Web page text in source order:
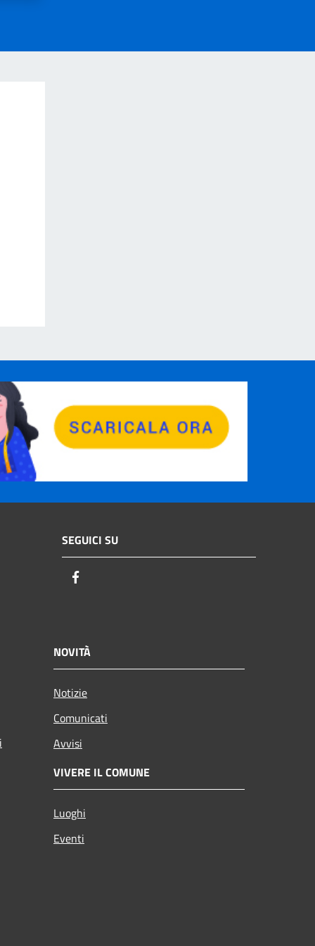
SEGUICI SU
NOVITÀ
Notizie
Comunicati
Avvisi
VIVERE IL COMUNE
Luoghi
Eventi